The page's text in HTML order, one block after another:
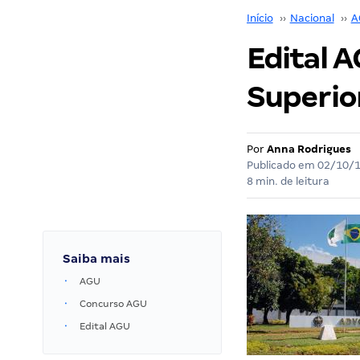
Início ›› Nacional ››
Edital
Por Anna Rodrigues
Publicado em 02/10/
8 min. de leitura
Saiba mais
AGU
Concurso AGU
Edital AGU